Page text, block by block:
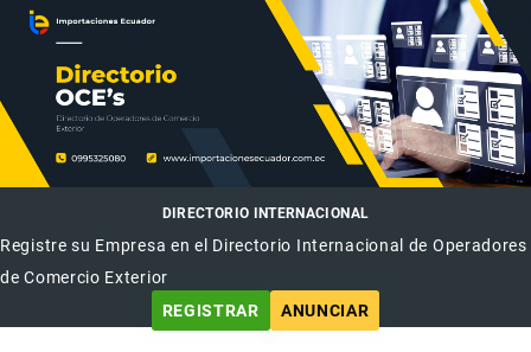
DIRECTORIO INTERNACIONAL
Registre su Empresa en el Directorio Internacional de Operadores
de Comercio Exterior
REGISTRAR
ANUNCIAR